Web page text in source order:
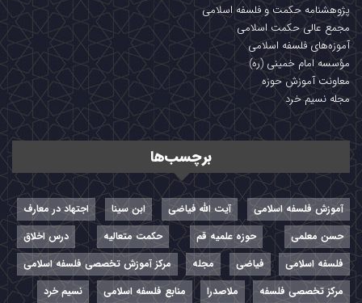
پژوهشنامه حکمت و فلسفه اسلامی
مجمع عالی حکمت اسلامی
آموزه‌های فلسفه اسلامی
مؤسسه امام خمینی (ره)
معاونت آموزش حوزه
مجله نسیم خرد
برچسب‌ها
آموزش فلسفه اسلامی آیت الله فیاضی ابن سینا
اجتهاد در معارف
حسن معلمی
حوزه علمیه قم حکمت متعالیه
درس اخلاق
فلسفه اسلامی
فیاضی مجله
مرکز آموزش تخصصی فلسفه اسلامی
مرکز تخصصی فلسفه
ملاصدرا منابع فلسفه اسلامی نسیم خرد